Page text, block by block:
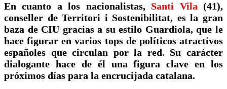
En cuanto a los nacionalistas, Santi Vila (41),
conseller de Territori i Sostenibilitat, es la gran
baza de CIU gracias a su estilo Guardiola, que le
hace figurar en varios tops de políticos atractivos
españoles que circulan por la red. Su carácter
dialogante hace de él una figura clave en los
próximos días para la encrucijada catalana.